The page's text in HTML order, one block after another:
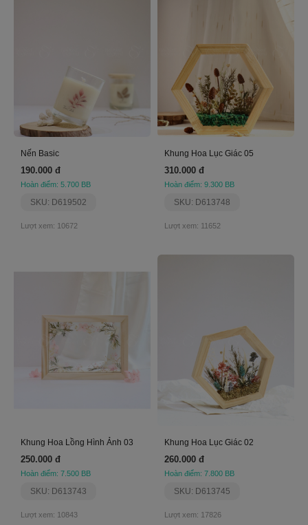
Nến Basic
190.000 đ
Hoàn điểm: 5.700 BB
SKU: D619502
Lượt xem: 10672
Khung Hoa Lục Giác 05
310.000 đ
Hoàn điểm: 9.300 BB
SKU: D613748
Lượt xem: 11652
Khung Hoa Lồng Hình Ảnh 03
250.000 đ
Hoàn điểm: 7.500 BB
SKU: D613743
Lượt xem: 10843
Khung Hoa Lục Giác 02
260.000 đ
Hoàn điểm: 7.800 BB
SKU: D613745
Lượt xem: 17826